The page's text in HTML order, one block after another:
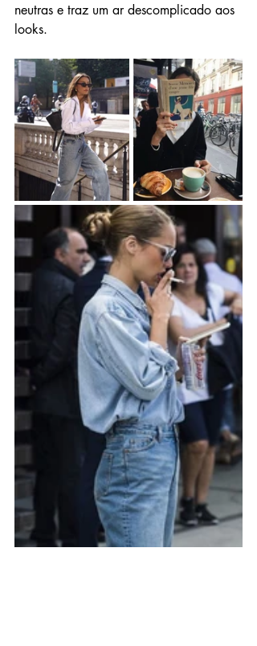
neutras e traz um ar descomplicado aos
looks.